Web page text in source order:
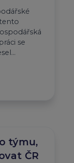
se
týmu,
ČR